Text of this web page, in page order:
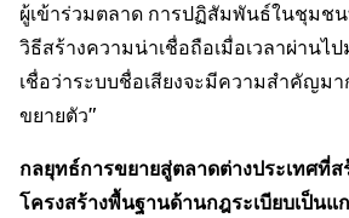
ผู้เข้าร่วมตลาด การปฏิสัมพันธ์ในชุมช
วิธีสร้างความน่าเชื่อถือเมื่อเวลาผ่านไป
เชื่อว่าระบบชื่อเสียงจะมีความสำคัญมา
ขยายตัว"
กลยุทธ์การขยายสู่ตลาดต่างประเทศที่
โครงสร้างพื้นฐานด้านกฎระเบียบเป็นแ